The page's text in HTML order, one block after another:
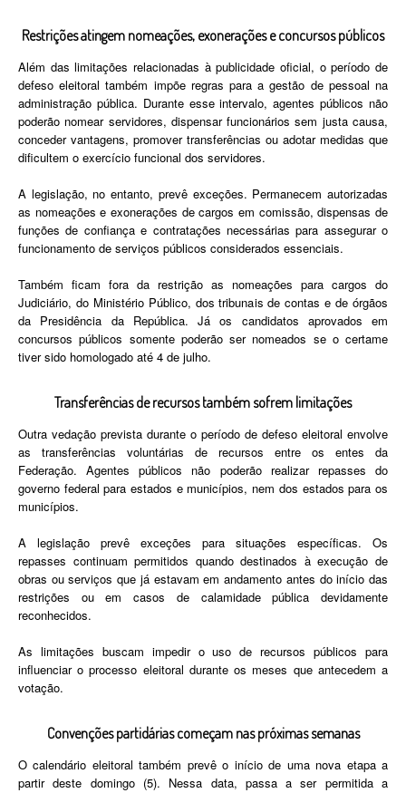
Restrições atingem nomeações, exonerações e concursos públicos
Além das limitações relacionadas à publicidade oficial, o período de
defeso eleitoral também impõe regras para a gestão de pessoal na
administração pública. Durante esse intervalo, agentes públicos não
poderão nomear servidores, dispensar funcionários sem justa causa,
conceder vantagens, promover transferências ou adotar medidas que
dificultem o exercício funcional dos servidores.
A legislação, no entanto, prevê exceções. Permanecem autorizadas
as nomeações e exonerações de cargos em comissão, dispensas de
funções de confiança e contratações necessárias para assegurar o
funcionamento de serviços públicos considerados essenciais.
Também ficam fora da restrição as nomeações para cargos do
Judiciário, do Ministério Público, dos tribunais de contas e de órgãos
da Presidência da República. Já os candidatos aprovados em
concursos públicos somente poderão ser nomeados se o certame
tiver sido homologado até 4 de julho.
Transferências de recursos também sofrem limitações
Outra vedação prevista durante o período de defeso eleitoral envolve
as transferências voluntárias de recursos entre os entes da
Federação. Agentes públicos não poderão realizar repasses do
governo federal para estados e municípios, nem dos estados para os
municípios.
A legislação prevê exceções para situações específicas. Os
repasses continuam permitidos quando destinados à execução de
obras ou serviços que já estavam em andamento antes do início das
restrições ou em casos de calamidade pública devidamente
reconhecidos.
As limitações buscam impedir o uso de recursos públicos para
influenciar o processo eleitoral durante os meses que antecedem a
votação.
Convenções partidárias começam nas próximas semanas
O calendário eleitoral também prevê o início de uma nova etapa a
partir deste domingo (5). Nessa data, passa a ser permitida a